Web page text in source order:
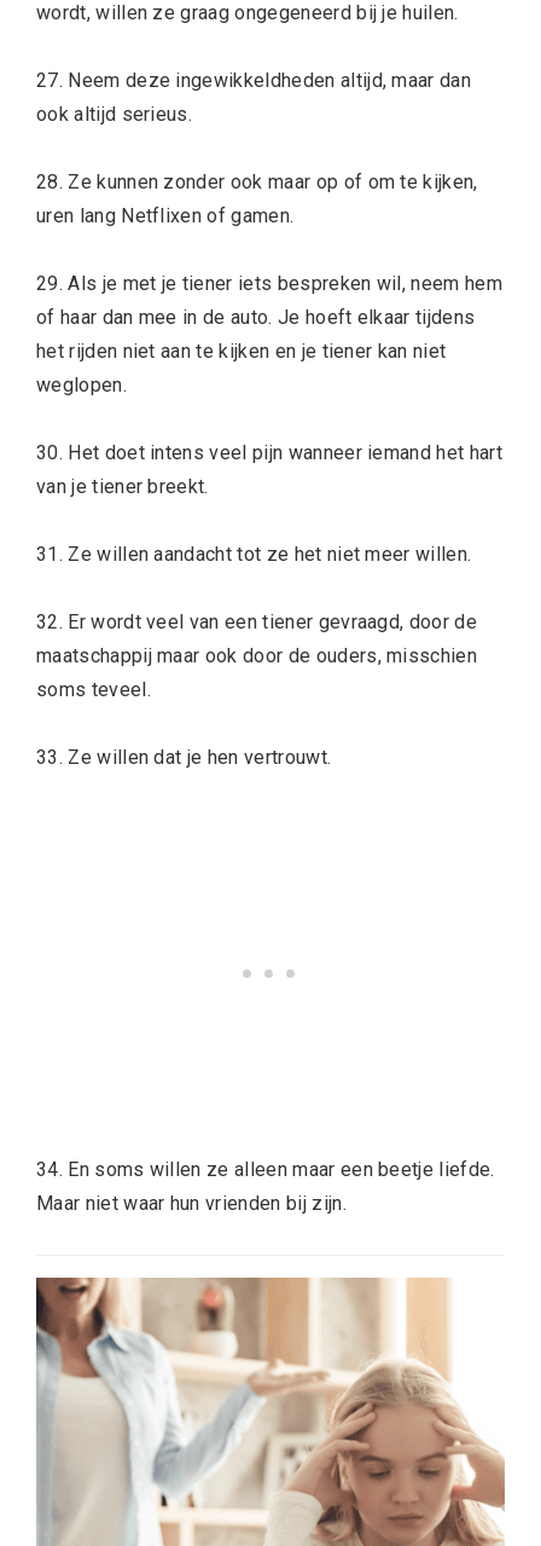
wordt, willen ze graag ongegeneerd bij je huilen.
27. Neem deze ingewikkeldheden altijd, maar dan
ook altijd serieus.
28. Ze kunnen zonder ook maar op of om te kijken,
uren lang Netflixen of gamen.
29. Als je met je tiener iets bespreken wil, neem hem
of haar dan mee in de auto. Je hoeft elkaar tijdens
het rijden niet aan te kijken en je tiener kan niet
weglopen.
30. Het doet intens veel pijn wanneer iemand het hart
van je tiener breekt.
31. Ze willen aandacht tot ze het niet meer willen.
32. Er wordt veel van een tiener gevraagd, door de
maatschappij maar ook door de ouders, misschien
soms teveel.
33. Ze willen dat je hen vertrouwt.
34. En soms willen ze alleen maar een beetje liefde.
Maar niet waar hun vrienden bij zijn.